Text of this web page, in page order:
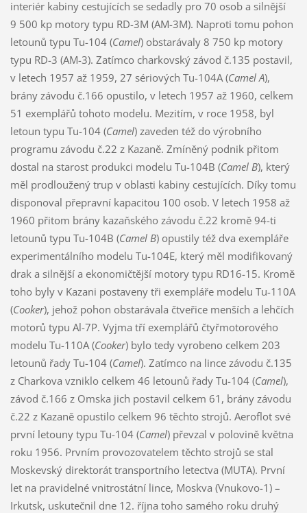
interiér kabiny cestujících se sedadly pro 70 osob a silnější
9 500 kp motory typu RD-3M (AM-3M). Naproti tomu pohon
letounů typu Tu-104 (Camel) obstarávaly 8 750 kp motory
typu RD-3 (AM-3). Zatímco charkovský závod č.135 postavil,
v letech 1957 až 1959, 27 sériových Tu-104A (Camel A),
brány závodu č.166 opustilo, v letech 1957 až 1960, celkem
51 exemplářů tohoto modelu. Mezitím, v roce 1958, byl
letoun typu Tu-104 (Camel) zaveden též do výrobního
programu závodu č.22 z Kazaně. Zmíněný podnik přitom
dostal na starost produkci modelu Tu-104B (Camel B), který
měl prodloužený trup v oblasti kabiny cestujících. Díky tomu
disponoval přepravní kapacitou 100 osob. V letech 1958 až
1960 přitom brány kazaňského závodu č.22 kromě 94-ti
letounů typu Tu-104B (Camel B) opustily též dva exempláře
experimentálního modelu Tu-104E, který měl modifikovaný
drak a silnější a ekonomičtější motory typu RD16-15. Kromě
toho byly v Kazani postaveny tři exempláře modelu Tu-110A
(Cooker), jehož pohon obstarávala čtveřice menších a lehčích
motorů typu Al-7P. Vyjma tří exemplářů čtyřmotorového
modelu Tu-110A (Cooker) bylo tedy vyrobeno celkem 203
letounů řady Tu-104 (Camel). Zatímco na lince závodu č.135
z Charkova vzniklo celkem 46 letounů řady Tu-104 (Camel),
závod č.166 z Omska jich postavil celkem 61, brány závodu
č.22 z Kazaně opustilo celkem 96 těchto strojů. Aeroflot své
první letouny typu Tu-104 (Camel) převzal v polovině května
roku 1956. Prvním provozovatelem těchto strojů se stal
Moskevský direktorát transportního letectva (MUTA). První
let na pravidelné vnitrostátní lince, Moskva (Vnukovo-1) –
Irkutsk, uskutečnil dne 12. října toho samého roku druhý